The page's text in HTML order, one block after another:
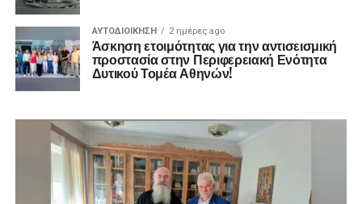
ΑΥΤΟΔΙΟΊΚΗΣΗ 2 ημέρες ago
Άσκηση ετοιμότητας για την αντισεισμική
προστασία στην Περιφερειακή Ενότητα
Δυτικού Τομέα Αθηνών!